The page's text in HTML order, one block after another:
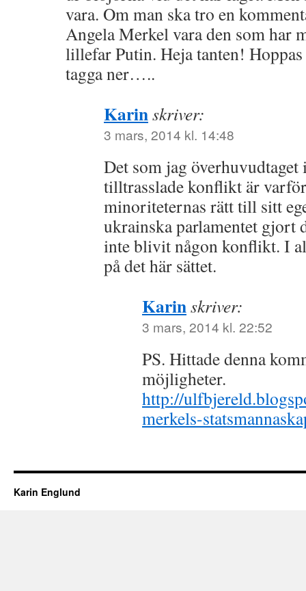
vara. Om man ska tro en
Angela Merkel vara den som har
lillefar Putin. Heja tanten!
tagga ner…..
Karinskriver:
3 mars, 2014 kl. 14:48
Det som jag
tilltrasslade konflikt är
minoriteternas rätt till sitt
ukrainska parlamentet gjort
inte blivit någon konflikt. I
på det här sättet.
Karinskriver:
3 mars, 2014 kl. 22:52
PS. Hittade denna
möjligheter.
http://
merkels-
Karin Englund